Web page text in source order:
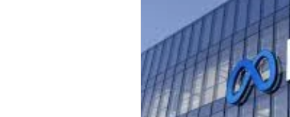
Wix Videos
E-commerce Lojas